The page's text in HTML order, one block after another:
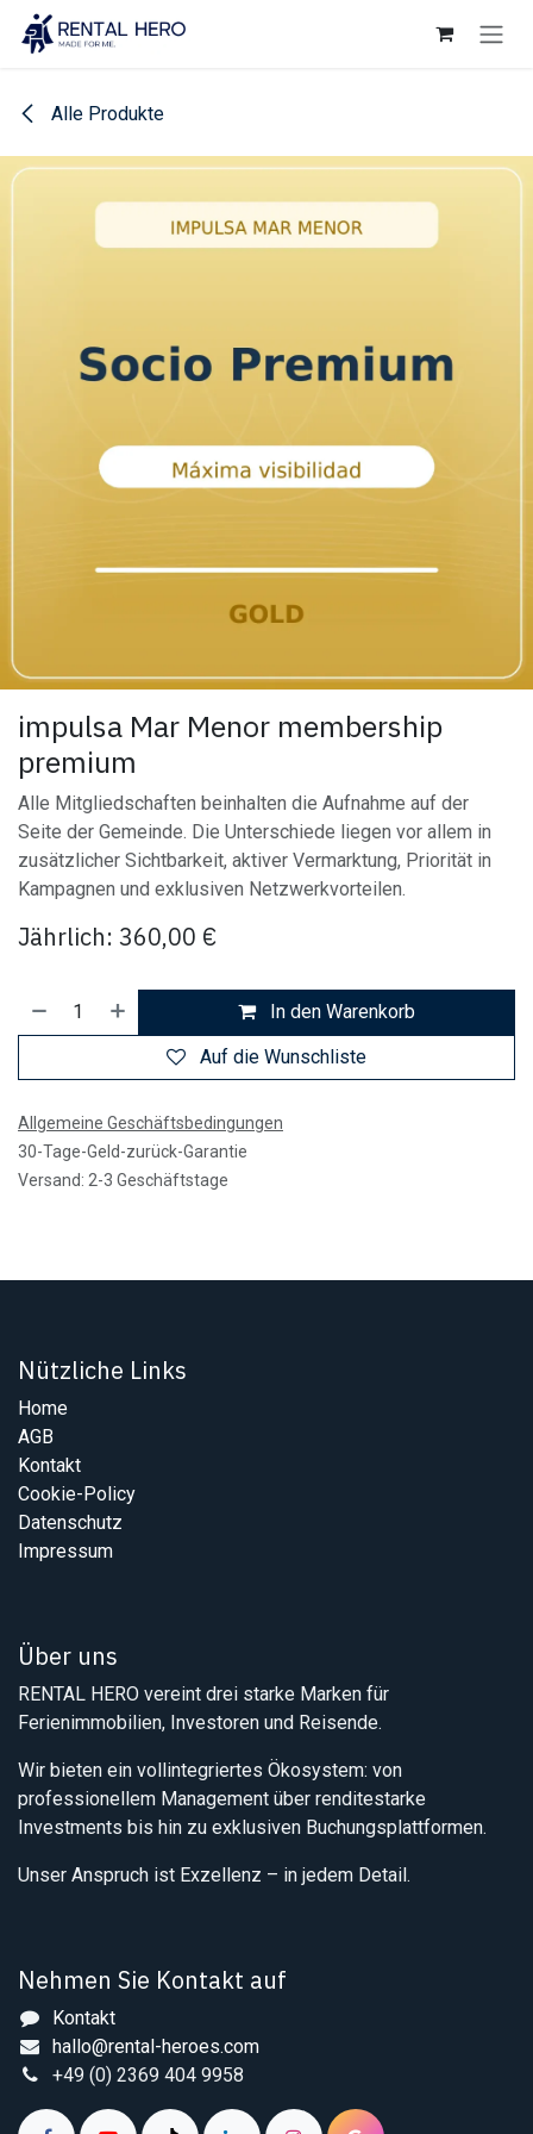
Zum Inhalt springen
Alle Produkte
impulsa Mar Menor membership
premium
Alle Mitgliedschaften beinhalten die Aufnahme auf der
Seite der Gemeinde. Die Unterschiede liegen vor allem in
zusätzlicher Sichtbarkeit, aktiver Vermarktung, Priorität in
Kampagnen und exklusiven Netzwerkvorteilen.
Jährlich: 360,00 €
In den Warenkorb
Auf die Wunschliste
Allgemeine Geschäftsbedingungen
30-Tage-Geld-zurück-Garantie
Versand: 2-3 Geschäftstage
Nützliche Links
Home
AGB
Kontakt
Cookie-Policy
Datenschutz
Impressum
Über uns
RENTAL HERO vereint drei starke Marken für
Ferienimmobilien, Investoren und Reisende.
Wir bieten ein vollintegriertes Ökosystem: von
professionellem Management über renditestarke
Investments bis hin zu exklusiven Buchungsplattformen.
Unser Anspruch ist Exzellenz – in jedem Detail.
Nehmen Sie Kontakt auf
Kontakt
hallo@rental-heroes.com
+49 (0) 2369 404 9958